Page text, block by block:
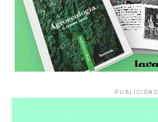
PUBLICIDAD